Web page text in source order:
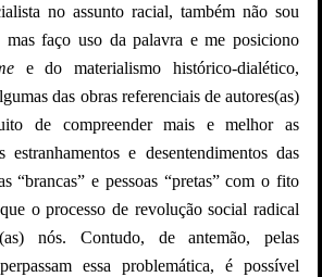
no assunto racial, também não sou
mas faço uso da palavra e me posiciono
e do materialismo histórico-dialético,
das obras referenciais de autores(as)
de compreender mais e melhor as
estranhamentos e desentendimentos das
“brancas” e pessoas “pretas” com o fito
o processo de revolução social radical
nós. Contudo, de antemão, pelas
essa problemática, é possível